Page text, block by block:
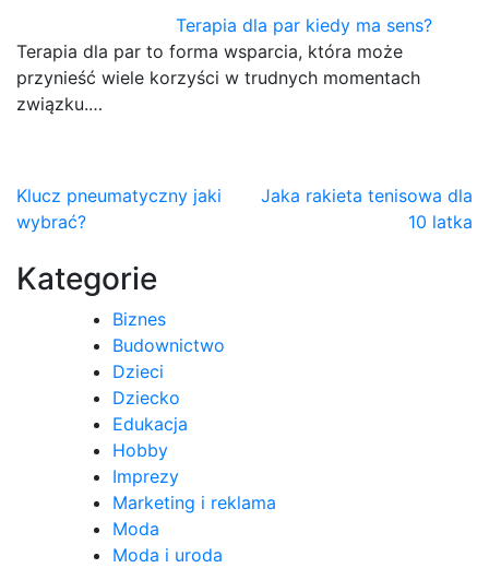
Terapia dla par kiedy ma sens?
Terapia dla par to forma wsparcia, która może
przynieść wiele korzyści w trudnych momentach
związku.…
Nawigacja
wpisu
Klucz pneumatyczny jaki
wybrać?
Jaka rakieta tenisowa dla
10 latka
Kategorie
Biznes
Budownictwo
Dzieci
Dziecko
Edukacja
Hobby
Imprezy
Marketing i reklama
Moda
Moda i uroda